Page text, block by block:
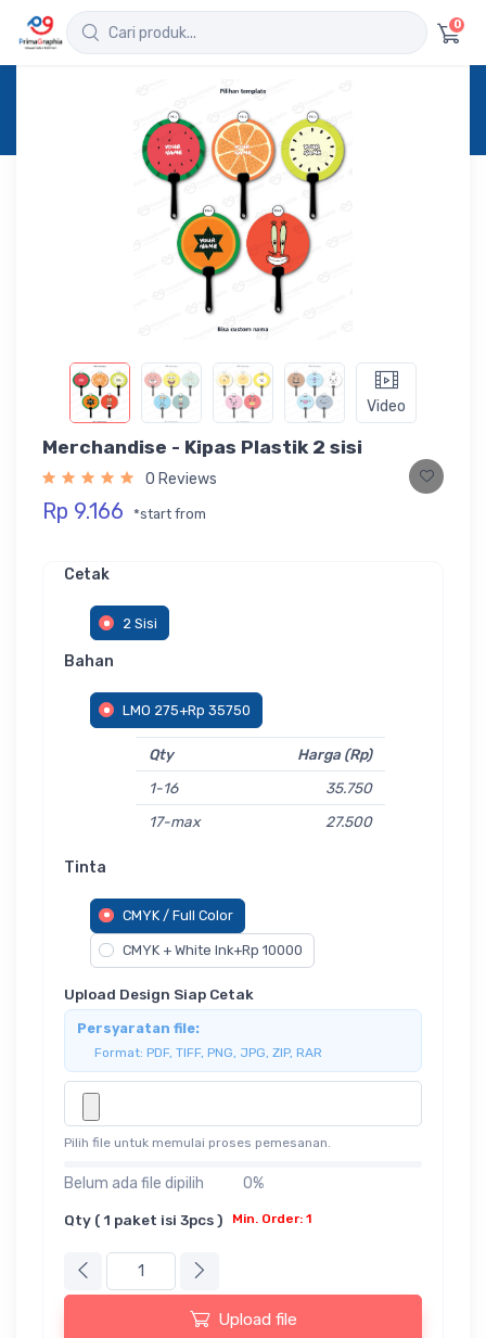
0
Produk
Merchandise - Kipas Plastik 2 sisi
Video
Merchandise - Kipas Plastik 2 sisi
0 Reviews
Rp 9.166 *start from
Cetak
2 Sisi
Bahan
LMO 275+Rp 35750
Qty
Harga (Rp)
1-16
35.750
17-max
27.500
Tinta
CMYK / Full Color
CMYK + White Ink+Rp 10000
Upload Design Siap Cetak
Persyaratan file:
Format: PDF, TIFF, PNG, JPG, ZIP, RAR
Pilih file untuk memulai proses pemesanan.
0%
Belum ada file dipilih
Qty ( 1 paket isi 3pcs ) Min. Order: 1
Upload file